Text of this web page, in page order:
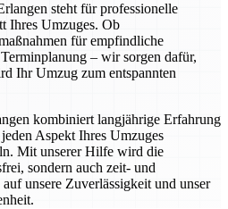
steht für professionelle
Ihres Umzuges. Ob
für empfindliche
– wir sorgen dafür,
Ihr Umzug zum entspannten
kombiniert langjährige Erfahrung
Aspekt Ihres Umzuges
Mit unserer Hilfe wird die
sondern auch zeit- und
unsere Zuverlässigkeit und unser